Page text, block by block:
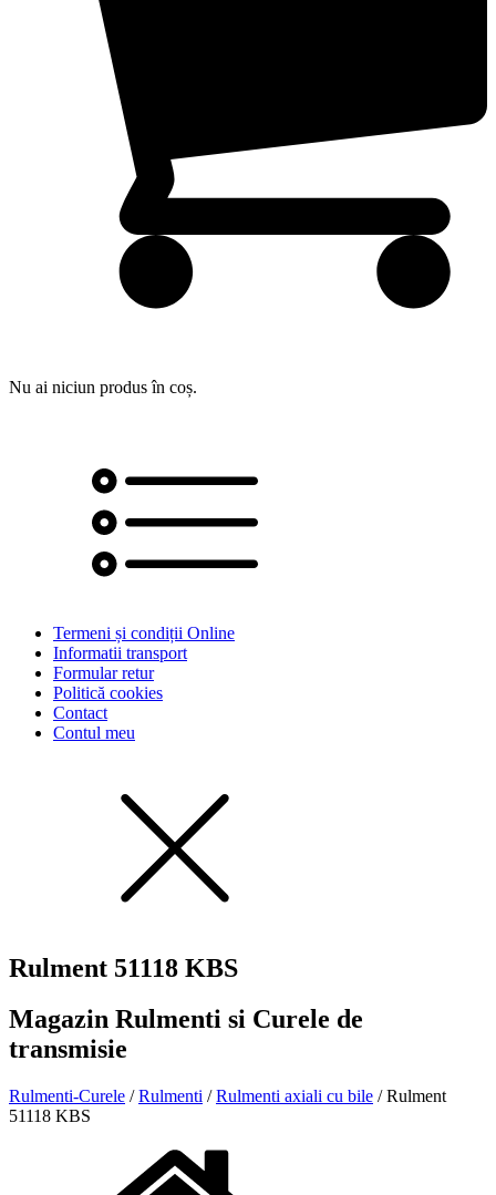
Nu ai niciun produs în coș.
Termeni și condiții Online
Informatii transport
Formular retur
Politică cookies
Contact
Contul meu
Rulment 51118 KBS
Magazin Rulmenti si Curele de
transmisie
Rulmenti-Curele /Rulmenti /Rulmenti axiali cu bile / Rulment
51118 KBS